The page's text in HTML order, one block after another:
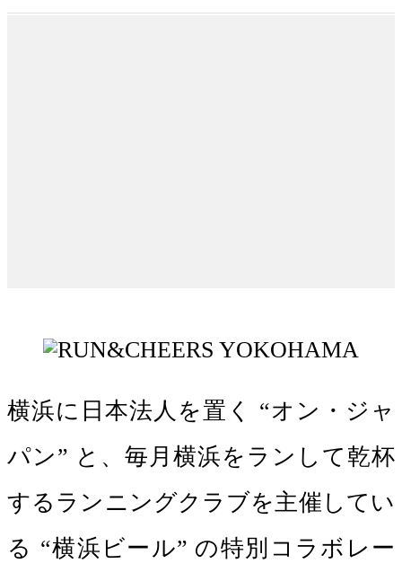
横浜に日本法人を置く “オン・ジャ
パン” と、毎月横浜をランして乾杯
するランニングクラブを主催してい
る “横浜ビール” の特別コラボレー